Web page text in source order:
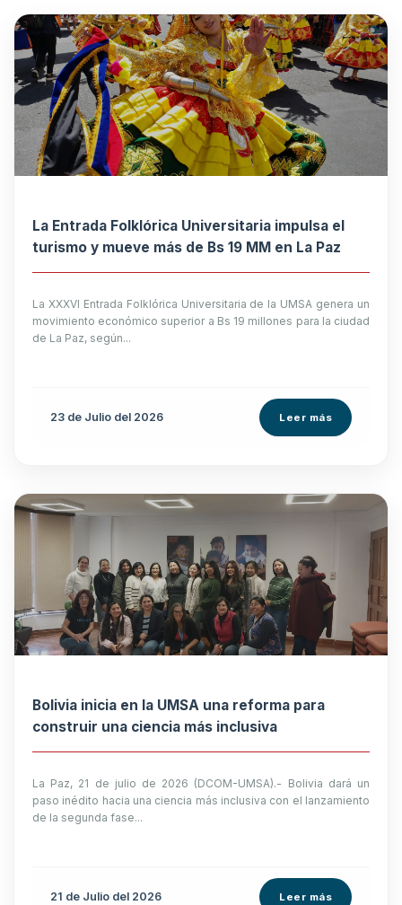
La Entrada Folklórica Universitaria impulsa el
turismo y mueve más de Bs 19 MM en La Paz
La XXXVI Entrada Folklórica Universitaria de la UMSA genera un
movimiento económico superior a Bs 19 millones para la ciudad
de La Paz, según...
23 de Julio del 2026 Leer más
Bolivia inicia en la UMSA una reforma para
construir una ciencia más inclusiva
La Paz, 21 de julio de 2026 (DCOM-UMSA).- Bolivia dará un
paso inédito hacia una ciencia más inclusiva con el lanzamiento
de la segunda fase...
21 de Julio del 2026 Leer más